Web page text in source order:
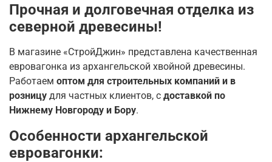
Прочная и долговечная отделка из
северной древесины!
В магазине «СтройДжин» представлена качественная
евровагонка из архангельской хвойной древесины.
Работаем оптом для строительных компаний и в
розницу для частных клиентов, с доставкой по
Нижнему Новгороду и Бору.
Особенности архангельской
евровагонки: